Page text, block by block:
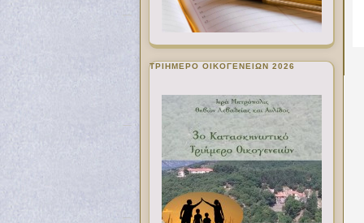
ΤΡΙΗΜΕΡΟ ΟΙΚΟΓΕΝΕΙΩΝ 2026